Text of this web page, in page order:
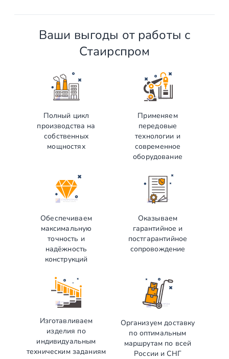
Ваши выгоды от работы с
Стаирспром
Полный цикл
производства на
собственных
мощностях
Применяем
передовые
технологии и
современное
оборудование
Обеспечиваем
максимальную
точность и
надёжность
конструкций
Оказываем
гарантийное и
постгарантийное
сопровождение
Изготавливаем
изделия по
индивидуальным
техническим заданиям
Организуем доставку
по оптимальным
маршрутам по всей
России и СНГ